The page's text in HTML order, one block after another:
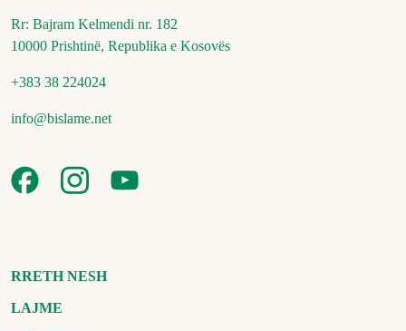
Rr: Bajram Kelmendi nr. 182
10000 Prishtinë, Republika e Kosovës
+383 38 224024
info@bislame.net
RRETH NESH
LAJME